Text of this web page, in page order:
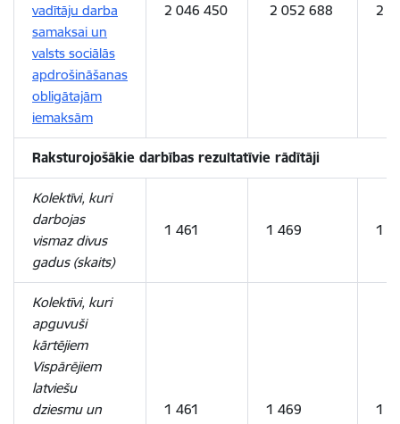
vadītāju darba
samaksai un
valsts sociālās
apdrošināšanas
obligātajām
iemaksām
2 046 450 2 052 688 2
Raksturojošākie darbības rezultatīvie rādītāji
Kolektīvi, kuri
darbojas
vismaz divus
gadus (skaits)
1 461 1 469 1
Kolektīvi, kuri
apguvuši
kārtējiem
Vispārējiem
latviešu
dziesmu un
1 461 1 469 1